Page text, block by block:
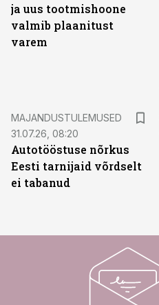
ja uus tootmishoone
valmib plaanitust
varem
MAJANDUSTULEMUSED
31.07.26, 08:20
Autotööstuse nõrkus
Eesti tarnijaid võrdselt
ei tabanud